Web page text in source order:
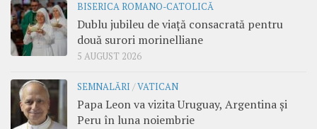
BISERICA ROMANO-CATOLICĂ
Dublu jubileu de viață consacrată pentru
două surori morinelliane
5 AUGUST 2026
SEMNALĂRI /VATICAN
Papa Leon va vizita Uruguay, Argentina și
Peru în luna noiembrie